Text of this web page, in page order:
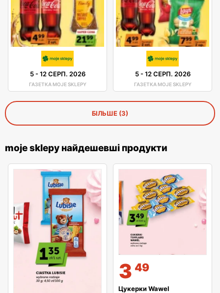
5-12 СЕРП. 2026
ГАЗЕТКА MOJE SKLEPY
5-12 СЕРП. 2026
ГАЗЕТКА MOJE SKLEPY
БІЛЬШЕ (3)
moje sklepy найдешевші продукти
3 49
Цукерки Wawel